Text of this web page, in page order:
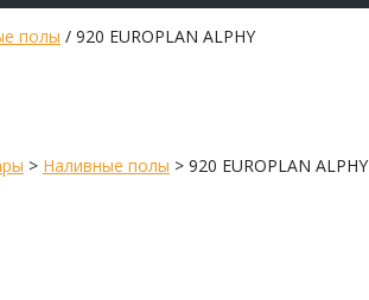
полы / 920 EUROPLAN ALPHY
> Наливные полы > 920 EUROPLAN ALPHY